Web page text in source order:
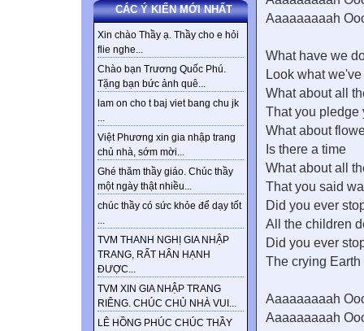
CÁC Ý KIẾN MỚI NHẤT
Xin chào Thầy ạ. Thầy cho e hỏi
flie nghe...
Chào bạn Trương Quốc Phú.
Tặng bạn bức ảnh quê...
lam on cho t baj viet bang chu jk
...
Việt Phương xin gia nhập trang
chủ nhà, sớm mời...
Ghé thăm thầy giáo. Chúc thầy
một ngày thật nhiều...
chúc thầy có sức khỏe để dạy tốt
...
TVM THANH NGHỊ GIA NHẬP
TRANG, RẤT HÂN HẠNH
ĐƯỢC...
TVM XIN GIA NHẬP TRANG
RIÊNG. CHÚC CHỦ NHÀ VUI...
LÊ HỒNG PHÚC CHÚC THẦY
Aaaaaaaaah
What have we
Look what
What about all
That you pledge
What about
Is there a time
What about all
That you said
Did you ever
All the children
Did you ever
The crying
Aaaaaaaaah
Aaaaaaaaah